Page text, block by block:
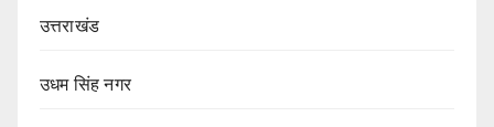
उत्तराखंड
उधम सिंह नगर